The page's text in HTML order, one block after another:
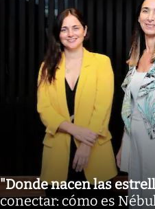
"Donde nacen las
conectar: cómo es